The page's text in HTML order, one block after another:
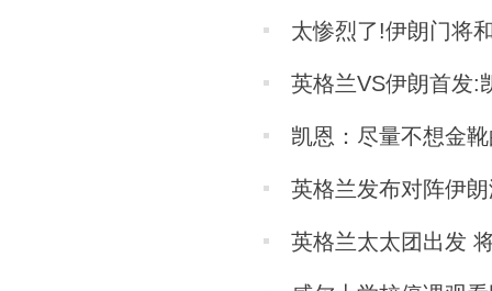
太惨烈了!伊朗门将
英格兰VS伊朗首发:
凯恩：尽量不想金
英格兰发布对阵伊
英格兰太太团出发